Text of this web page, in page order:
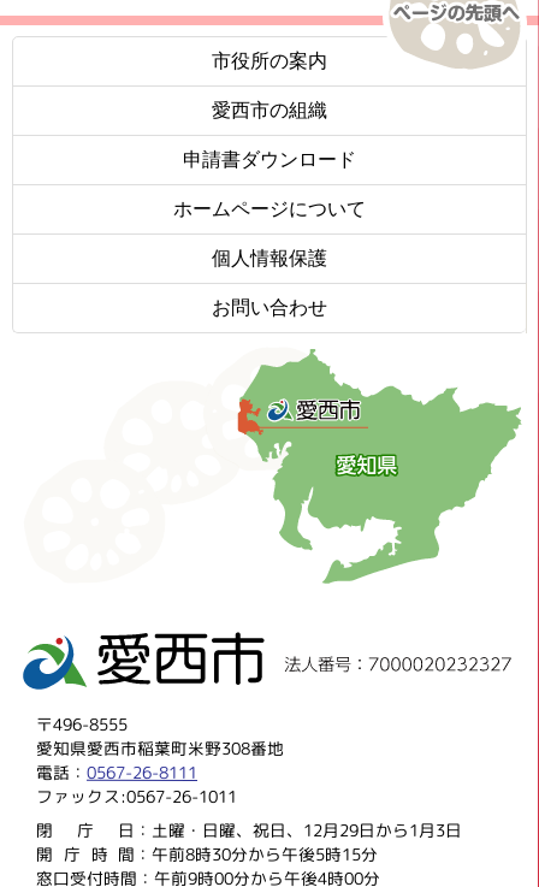
市役所の案内
愛西市の組織
申請書ダウンロード
ホームページについて
個人情報保護
お問い合わせ
〒496-8555
愛知県愛西市稲葉町米野308番地
電話：0567-26-8111
ファックス:0567-26-1011
閉庁 日：土曜・日曜、祝日、12月29日から1月3日
開庁時 間：午前8時30分から午後5時15分
窓口受付時間：午前9時00分から午後4時00分